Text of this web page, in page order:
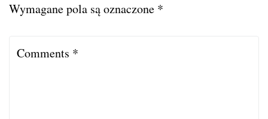
Wymagane pola są oznaczone *